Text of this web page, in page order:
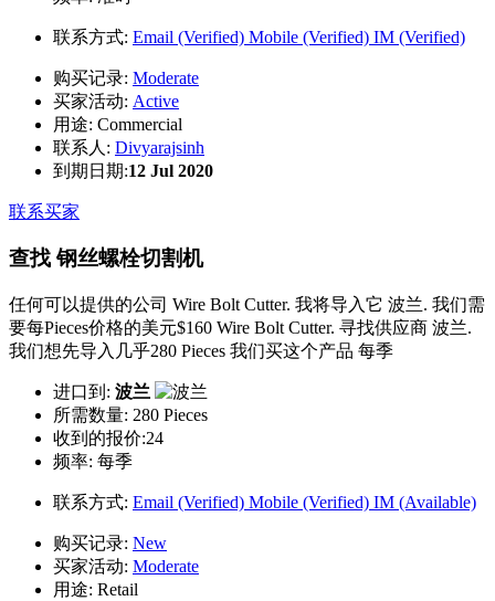
联系方式: Email (Verified) Mobile (Verified) IM (Verified)
购买记录: Moderate
买家活动: Active
用途: Commercial
联系人: Divyarajsinh
到期日期:12 Jul 2020
联系买家
查找 钢丝螺栓切割机
任何可以提供的公司 Wire Bolt Cutter. 我将导入它 波兰. 我们需
要每Pieces价格的美元$160 Wire Bolt Cutter. 寻找供应商 波兰.
我们想先导入几乎280 Pieces 我们买这个产品 每季
进口到: 波兰
所需数量: 280 Pieces
收到的报价:24
频率: 每季
联系方式: Email (Verified) Mobile (Verified) IM (Available)
购买记录: New
买家活动: Moderate
用途: Retail